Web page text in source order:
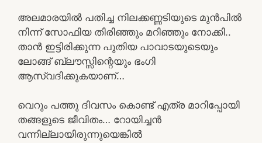
അലമാരയിൽ പതിച്ച നിലക്കണ്ണടിയുടെ മുൻപിൽ
നിന്ന് സോഫിയ തിരിഞ്ഞും മറിഞ്ഞും നോക്കി..
താൻ ഇട്ടിരിക്കുന്ന പുതിയ പാവാടയുടെയും
ലോങ്ങ്‌ ബ്ലൗസ്സിന്റെയും ഭംഗി
ആസ്വദിക്കുകയാണ്…
വെറും പത്തു ദിവസം കൊണ്ട് എത്ര മാറിപ്പോയി
തങ്ങളുടെ ജീവിതം… റോയിച്ചൻ
വന്നില്ലായിരുന്നുയെങ്കിൽ